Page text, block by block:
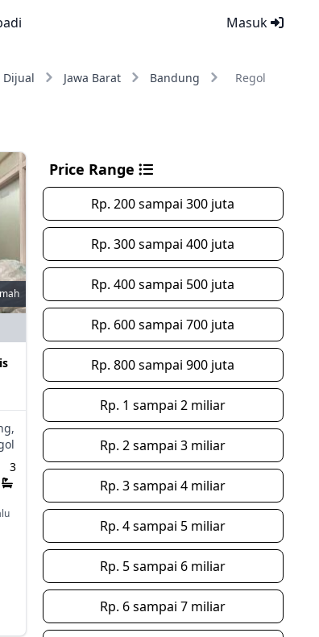
Masuk
Dijual Jawa Barat Bandung Regol
3
Price Range
Rp. 200 sampai 300 juta
Rp. 300 sampai 400 juta
Rp. 400 sampai 500 juta
Rp. 600 sampai 700 juta
Rp. 800 sampai 900 juta
Rp. 1 sampai 2 miliar
Rp. 2 sampai 3 miliar
Rp. 3 sampai 4 miliar
Rp. 4 sampai 5 miliar
Rp. 5 sampai 6 miliar
Rp. 6 sampai 7 miliar